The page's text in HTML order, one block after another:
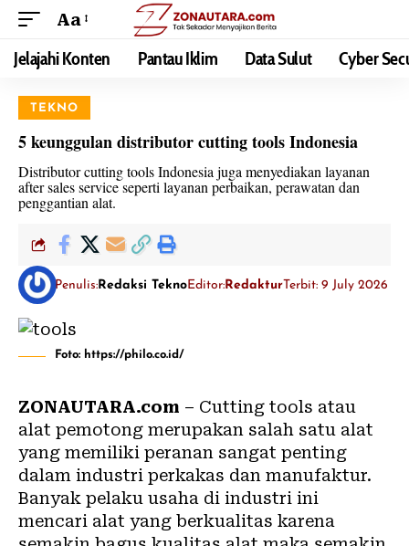
Aa
Jelajahi Konten Pantau Iklim Data Sulut Cyber
TEKNO
5 keunggulan distributor cutting tools Indonesia
Distributor cutting tools Indonesia juga menyediakan layanan
after sales service seperti layanan perbaikan, perawatan dan
penggantian alat.
Penulis: Redaksi TeknoEditor: RedakturTerbit: 9 July 2026
Foto: https://philo.co.id/
ZONAUTARA.com – Cutting tools atau
alat pemotong merupakan salah satu alat
yang memiliki peranan sangat penting
dalam industri perkakas dan manufaktur.
Banyak pelaku usaha di industri ini
mencari alat yang berkualitas karena